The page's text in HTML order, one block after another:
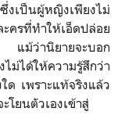
เป็นผู้หญิงเพียงไม่
ครที่ทำให้เอ็ดปล่อย
ว แม้ว่านิยายจะบอก
ไม่ได้ให้ความรู้สึกว่า
ด เพราะแท้จริงแล้ว
โยนตัวเองเข้าสู่